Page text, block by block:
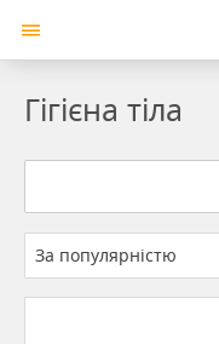
Гігієна тіла